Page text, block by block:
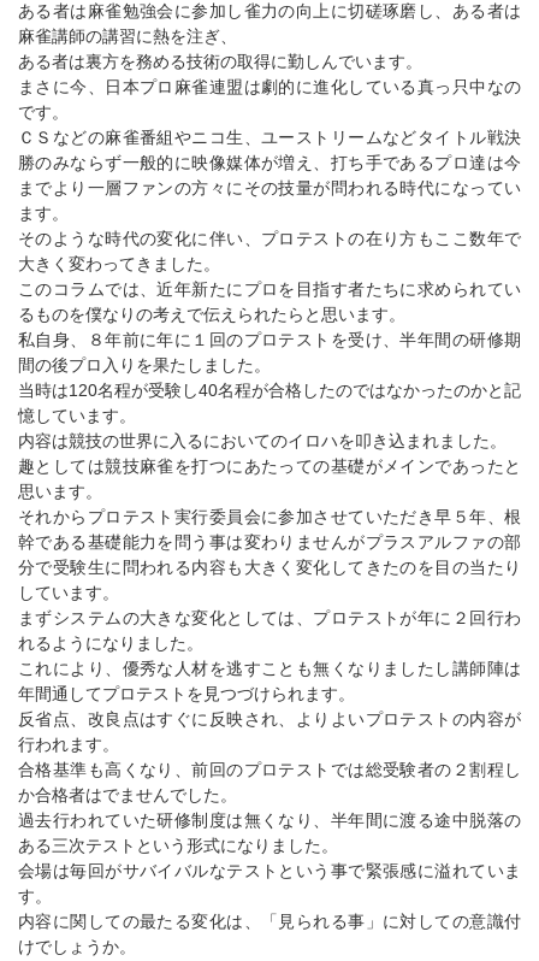
ある者は麻雀勉強会に参加し雀力の向上に切磋琢磨し、ある者は
麻雀講師の講習に熱を注ぎ、
ある者は裏方を務める技術の取得に勤しんでいます。
まさに今、日本プロ麻雀連盟は劇的に進化している真っ只中なの
です。
ＣＳなどの麻雀番組やニコ生、ユーストリームなどタイトル戦決
勝のみならず一般的に映像媒体が増え、打ち手であるプロ達は今
までより一層ファンの方々にその技量が問われる時代になってい
ます。
そのような時代の変化に伴い、プロテストの在り方もここ数年で
大きく変わってきました。
このコラムでは、近年新たにプロを目指す者たちに求められてい
るものを僕なりの考えで伝えられたらと思います。
私自身、８年前に年に１回のプロテストを受け、半年間の研修期
間の後プロ入りを果たしました。
当時は120名程が受験し40名程が合格したのではなかったのかと記
憶しています。
内容は競技の世界に入るにおいてのイロハを叩き込まれました。
趣としては競技麻雀を打つにあたっての基礎がメインであったと
思います。
それからプロテスト実行委員会に参加させていただき早５年、根
幹である基礎能力を問う事は変わりませんがプラスアルファの部
分で受験生に問われる内容も大きく変化してきたのを目の当たり
しています。
まずシステムの大きな変化としては、プロテストが年に２回行わ
れるようになりました。
これにより、優秀な人材を逃すことも無くなりましたし講師陣は
年間通してプロテストを見つづけられます。
反省点、改良点はすぐに反映され、よりよいプロテストの内容が
行われます。
合格基準も高くなり、前回のプロテストでは総受験者の２割程し
か合格者はでませんでした。
過去行われていた研修制度は無くなり、半年間に渡る途中脱落の
ある三次テストという形式になりました。
会場は毎回がサバイバルなテストという事で緊張感に溢れていま
す。
内容に関しての最たる変化は、「見られる事」に対しての意識付
けでしょうか。